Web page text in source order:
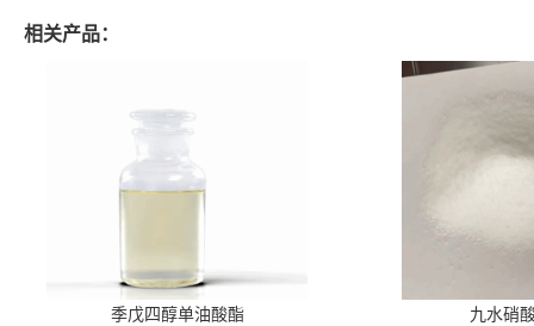
相关产品：
季戊四醇单油酸酯 九水硝